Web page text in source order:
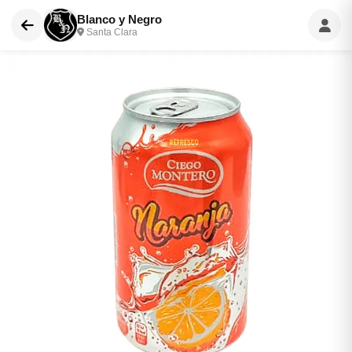
Blanco y Negro
Santa Clara